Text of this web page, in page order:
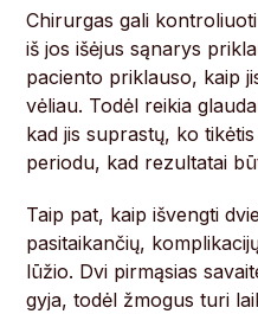
Chirurgas gali
iš jos išėjus sąnarys
paciento priklauso, kaip
vėliau. Todėl reikia
kad jis suprastų, ko
periodu, kad rezultatai
Taip pat, kaip išvengti
pasitaikančių,
lūžio. Dvi pirmąsias
gyja, todėl žmogus turi